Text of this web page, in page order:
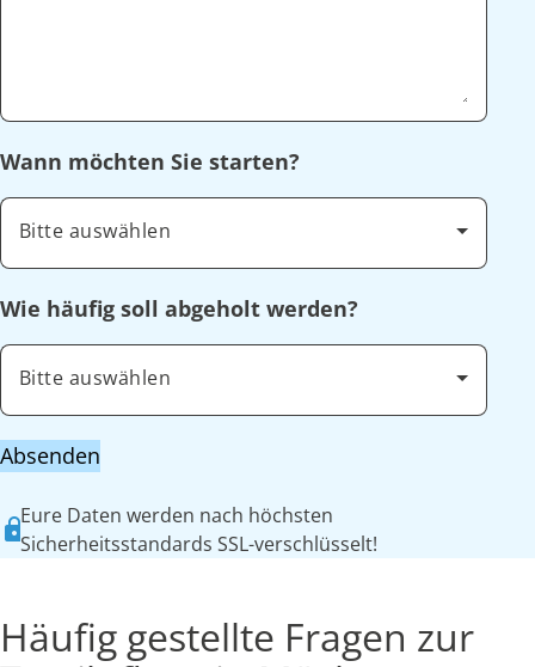
Wann möchten Sie starten?
Bitte auswählen
Wie häufig soll abgeholt werden?
Bitte auswählen
Absenden
Eure Daten werden nach höchsten
Sicherheitsstandards SSL-verschlüsselt!
Häufig gestellte Fragen zur